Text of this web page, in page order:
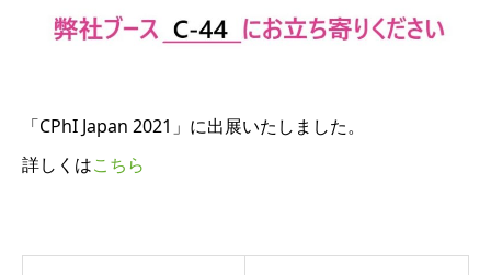
「CPhI Japan 2021」に出展いたしました。
詳しくはこちら